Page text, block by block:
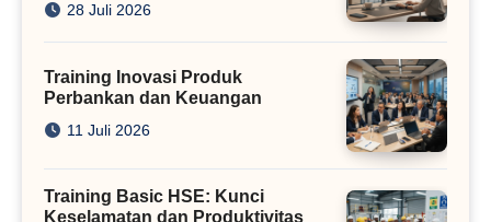
28 Juli 2026
Training Inovasi Produk
Perbankan dan Keuangan
11 Juli 2026
Training Basic HSE: Kunci
Keselamatan dan Produktivitas